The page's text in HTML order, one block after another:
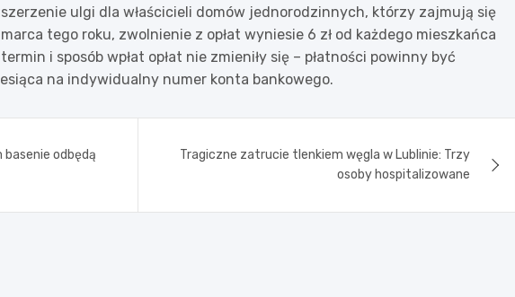
ulgi dla właścicieli domów jednorodzinnych, którzy zajmują się
tego roku, zwolnienie z opłat wyniesie 6 zł od każdego mieszkańca
i sposób wpłat opłat nie zmieniły się – płatności powinny być
na indywidualny numer konta bankowego.
odbędą
Tragiczne zatrucie tlenkiem węgla w Lublinie: Trzy
osoby hospitalizowane